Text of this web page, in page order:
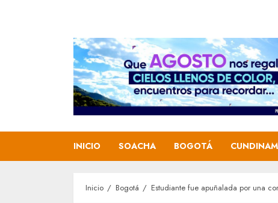
INICIO SOACHA BOGOTÁ
Inicio Bogotá Estudiante fue apuñalada por una